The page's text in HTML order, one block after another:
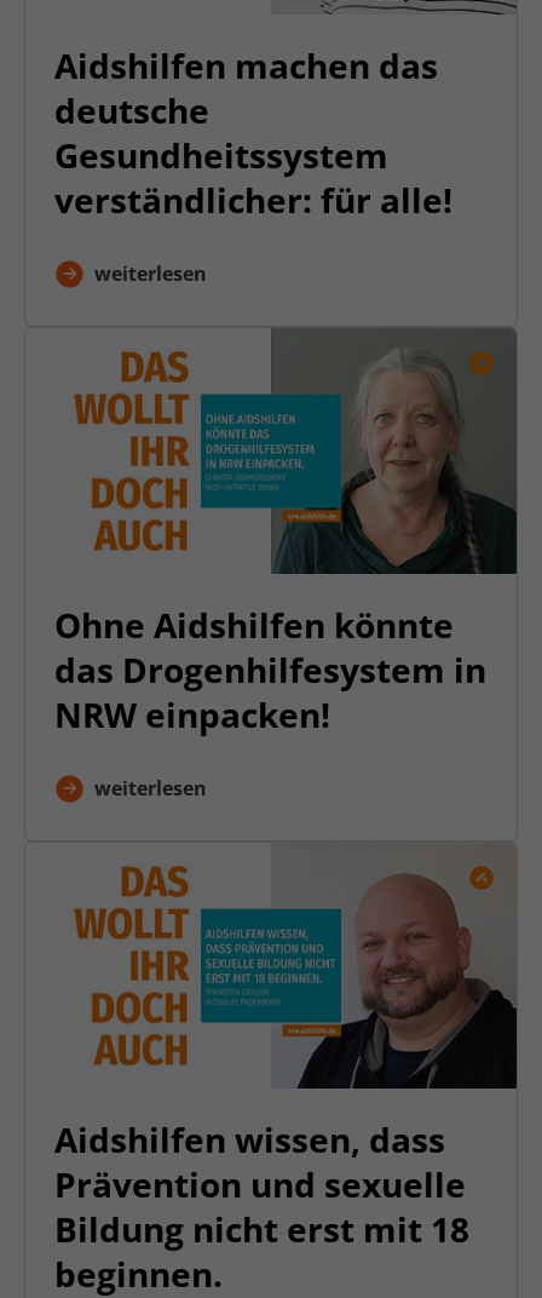
Aidshilfen machen das
deutsche
Gesundheitssystem
verständlicher: für alle!
weiterlesen
Ohne Aidshilfen könnte
das Drogenhilfesystem in
NRW einpacken!
weiterlesen
Aidshilfen wissen, dass
Prävention und sexuelle
Bildung nicht erst mit 18
beginnen.